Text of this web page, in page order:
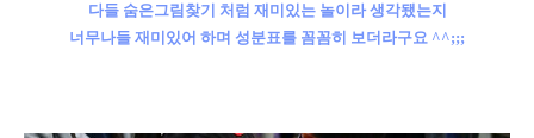
다들 숨은그림찾기 처럼 재미있는 놀이라 생각됐는지
너무나들 재미있어 하며 성분표를 꼼꼼히 보더라구요 ^^;;;